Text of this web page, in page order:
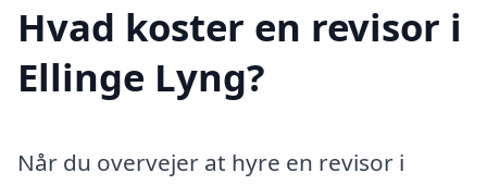
Hvad koster en revisor i
Ellinge Lyng?
Når du overvejer at hyre en revisor i